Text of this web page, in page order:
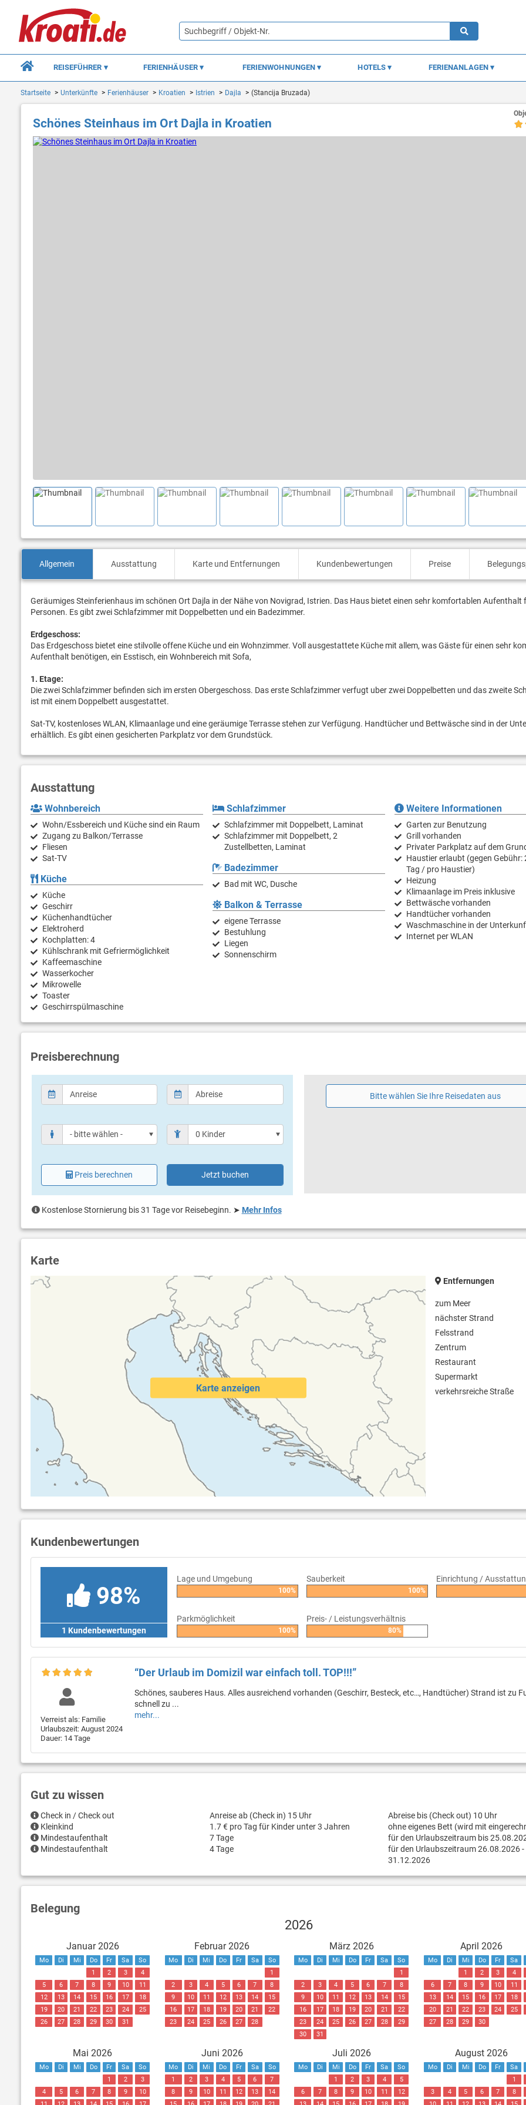
REISEFÜHRER FERIENHÄUSER FERIENWOHNUNGEN HOTELS FERIENANLAGEN
Startseite Unterkünfte Ferienhäuser Kroatien Istrien Dajla (Stancija Bruzada)
Schönes Steinhaus im Ort Dajla in Kroatien
Allgemein Ausstattung Karte und Entfernungen Kundenbewertungen Preise
Geräumiges Steinferienhaus im schönen Ort Dajla in der Nähe von Novigrad, Istrien. Das Haus bietet einen sehr komfortablen Aufenthalt
Personen. Es gibt zwei Schlafzimmer mit Doppelbetten und ein Badezimmer.
Erdgeschoss:
Das Erdgeschoss bietet eine stilvolle offene Küche und ein Wohnzimmer. Voll ausgestattete Küche mit allem, was Gäste für einen sehr
Aufenthalt benötigen, ein Esstisch, ein Wohnbereich mit Sofa,
1. Etage:
Die zwei Schlafzimmer befinden sich im ersten Obergeschoss. Das erste Schlafzimmer verfugt uber zwei Doppelbetten und das zweite
ist mit einem Doppelbett ausgestattet.
Sat-TV, kostenloses WLAN, Klimaanlage und eine geräumige Terrasse stehen zur Verfügung. Handtücher und Bettwäsche sind in der
erhältlich. Es gibt einen gesicherten Parkplatz vor dem Grundstück.
Ausstattung
Wohnbereich
Wohn/Essbereich und Küche sind ein Raum
Zugang zu Balkon/Terrasse
Fliesen
Sat-TV
Küche
Küche
Geschirr
Küchenhandtücher
Elektroherd
Kochplatten: 4
Kühlschrank mit Gefriermöglichkeit
Kaffeemaschine
Wasserkocher
Mikrowelle
Toaster
Geschirrspülmaschine
Schlafzimmer
Schlafzimmer mit Doppelbett, Laminat
Schlafzimmer mit Doppelbett, 2
Zustellbetten, Laminat
Badezimmer
Bad mit WC, Dusche
Balkon & Terrasse
eigene Terrasse
Bestuhlung
Liegen
Sonnenschirm
Weitere Informationen
Garten zur Benutzung
Grill vorhanden
Privater Parkplatz auf dem
Haustier erlaubt (gegen Gebühr:
Tag / pro Haustier)
Heizung
Klimaanlage im Preis inklusive
Bettwäsche vorhanden
Handtücher vorhanden
Waschmaschine in der
Internet per WLAN
Preisberechnung
Preis berechnen Jetzt buchen
Kostenlose Stornierung bis 31 Tage vor Reisebeginn. ➤ Mehr Infos
Bitte wählen Sie Ihre Reisedaten aus
Karte
Karte anzeigen
Entfernungen
zum Meer
nächster Strand
Felsstrand
Zentrum
Restaurant
Supermarkt
verkehrsreiche Straße
Kundenbewertungen
98%
1 Kundenbewertungen
Lage und Umgebung
100%
Sauberkeit
100%
Einrichtung /
Parkmöglichkeit
100%
Preis- / Leistungsverhältnis
80%
Verreist als: Familie
Urlaubszeit: August 2024
Dauer: 14 Tage
“Der Urlaub im Domizil war einfach toll. TOP!!!”
Schönes, sauberes Haus. Alles ausreichend vorhanden (Geschirr, Besteck, etc…, Handtücher) Strand ist zu
schnell zu ...
mehr...
Gut zu wissen
Check in / Check out Anreise ab (Check in) 15 Uhr
Abreise bis (Check out) 10 Uhr
Kleinkind
1.7 € pro Tag für Kinder unter 3 Jahren
ohne eigenes Bett (wird mit
Mindestaufenthalt
7 Tage
für den Urlaubszeitraum bis
Mindestaufenthalt
4 Tage
für den Urlaubszeitraum 26.08.2026 -
31.12.2026
Belegung
2026
Januar 2026
Mo Di Mi Do Fr Sa
So
1
2 3
4
5
6 7 8 9 10
11
12
13 14 15 16 17
18
19
20 21 22 23 24
25
26
27 28 29 30 31
Februar 2026
Mo Di Mi Do Fr Sa
So
1
2
3 4 5 6 7
8
9
10 11 12 13 14
15
16
17 18 19 20 21
22
23
24 25 26 27 28
März 2026
Mo Di Mi Do Fr Sa
So
1
2
3 4 5 6 7
8
9
10 11 12 13 14
15
16
17 18 19 20 21
22
23
24 25 26 27 28
29
30
31
April 2026
Mo Di Mi Do Fr Sa
1
2 3 4
6
7 8 9 10 11
13
14 15 16 17 18
20
21 22 23 24 25
27
28 29 30
Mai 2026
Mo Di Mi Do Fr Sa
So
1
2
3
4
5 6 7 8 9
10
Juni 2026
Mo Di Mi Do Fr Sa
So
1
2 3 4 5 6
7
8
9 10 11 12 13
14
Juli 2026
Mo Di Mi Do Fr Sa
So
1
2 3 4
5
6
7 8 9 10 11
12
August 2026
Mo Di Mi Do Fr Sa
1
3
4 5 6 7 8